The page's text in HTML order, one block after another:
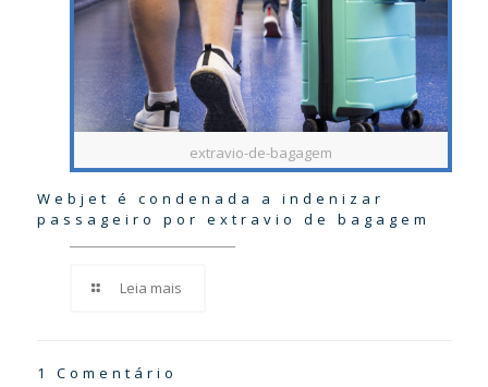
extravio-de-bagagem
Webjet é condenada a indenizar
passageiro por extravio de bagagem
Leia mais
1 Comentário